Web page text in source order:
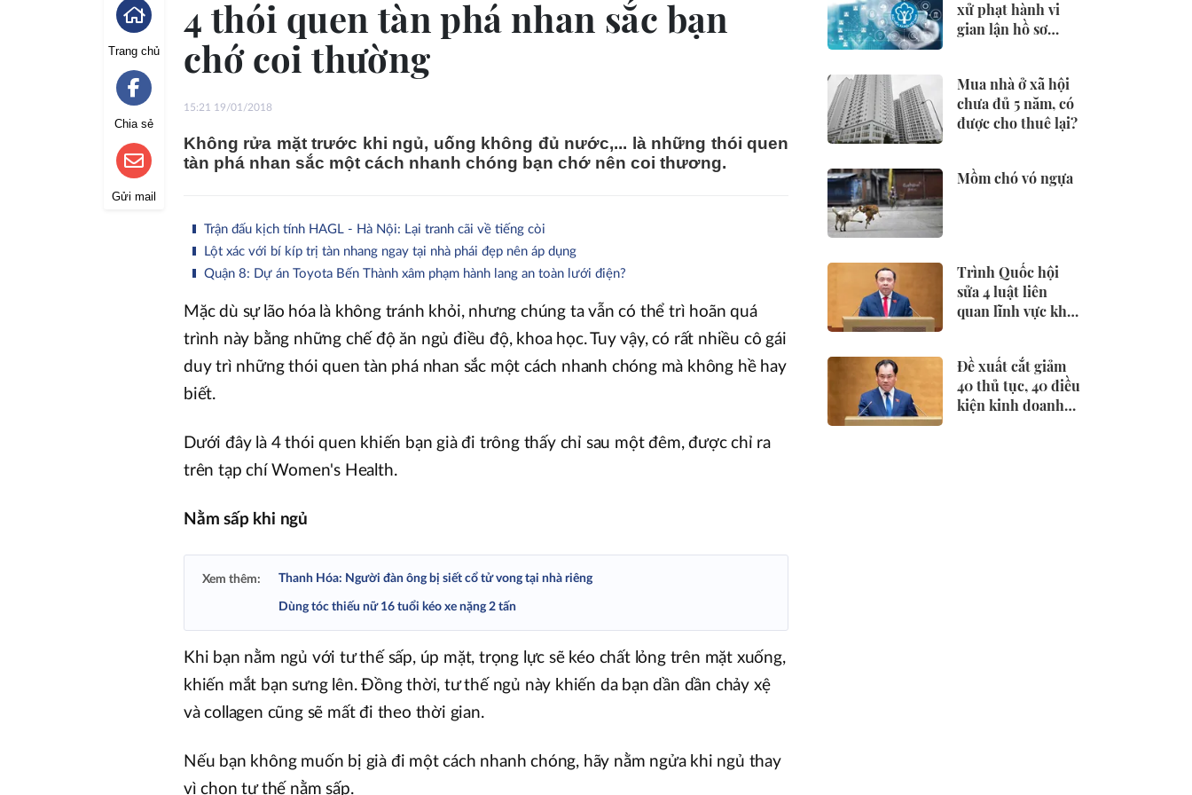
Trang chủ
Chia sẻ
Gửi mail
4 thói quen tàn phá nhan sắc bạn
chớ coi thường
15:21 19/01/2018
Không rửa mặt trước khi ngủ, uống không đủ nước,... là những thói quen
tàn phá nhan sắc một cách nhanh chóng bạn chớ nên coi thương.
Trận đấu kịch tính HAGL - Hà Nội: Lại tranh cãi về tiếng còi
Lột xác với bí kíp trị tàn nhang ngay tại nhà phái đẹp nên áp dụng
Quận 8: Dự án Toyota Bến Thành xâm phạm hành lang an toàn lưới điện?
Mặc dù sự lão hóa là không tránh khỏi, nhưng chúng ta vẫn có thể trì hoãn quá
trình này bằng những chế độ ăn ngủ điều độ, khoa học. Tuy vậy, có rất nhiều cô gái
duy trì những thói quen tàn phá nhan sắc một cách nhanh chóng mà không hề hay
biết.
Dưới đây là 4 thói quen khiến bạn già đi trông thấy chỉ sau một đêm, được chỉ ra
trên tạp chí Women's Health.
Nằm sấp khi ngủ
Xem thêm: Thanh Hóa: Người đàn ông bị siết cổ tử vong tại nhà riêng
Dùng tóc thiếu nữ 16 tuổi kéo xe nặng 2 tấn
Khi bạn nằm ngủ với tư thế sấp, úp mặt, trọng lực sẽ kéo chất lỏng trên mặt xuống,
khiến mắt bạn sưng lên. Đồng thời, tư thế ngủ này khiến da bạn dần dần chảy xệ
và collagen cũng sẽ mất đi theo thời gian.
Nếu bạn không muốn bị già đi một cách nhanh chóng, hãy nằm ngửa khi ngủ thay
vì chọn tư thế nằm sấp.
xử phạt hành vi
gian lận hồ sơ
Mua nhà ở xã hội
chưa đủ 5 năm, có
được cho thuê lại?
Mồm chó vó ngựa
Trình Quốc hội
sửa 4 luật liên
quan lĩnh vực khoa
Đề xuất cắt giảm
40 thủ tục, 40 điều
kiện kinh doanh